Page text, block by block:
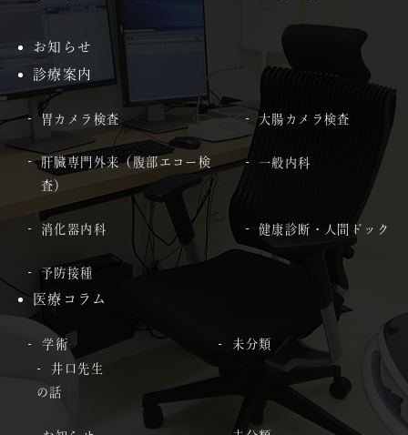
お知らせ
診療案内
胃カメラ検査 大腸カメラ検査
肝臓専門外来（腹部エコー検
査）
一般内科
消化器内科 健康診断・人間ドック
予防接種
医療コラム
学術
井口先生
の話
未分類